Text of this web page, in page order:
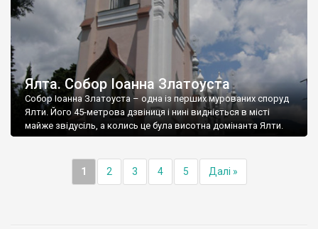
Ялта. Собор Іоанна Златоуста
Собор Іоанна Златоуста – одна із перших мурованих споруд
Ялти. Його 45-метрова дзвіниця і нині видніється в місті
майже звідусіль, а колись це була висотна домінанта Ялти.
1 2 3 4 5 Далі »